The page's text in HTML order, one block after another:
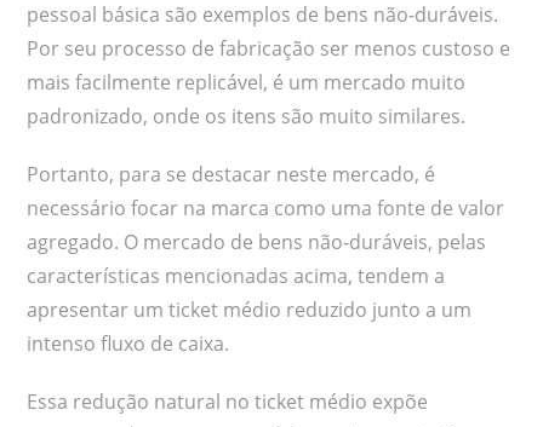
pessoal básica são exemplos de bens não-duráveis.
Por seu processo de fabricação ser menos custoso e
mais facilmente replicável, é um mercado muito
padronizado, onde os itens são muito similares.
Portanto, para se destacar neste mercado, é
necessário focar na marca como uma fonte de valor
agregado. O mercado de bens não-duráveis, pelas
características mencionadas acima, tendem a
apresentar um ticket médio reduzido junto a um
intenso fluxo de caixa.
Essa redução natural no ticket médio expõe